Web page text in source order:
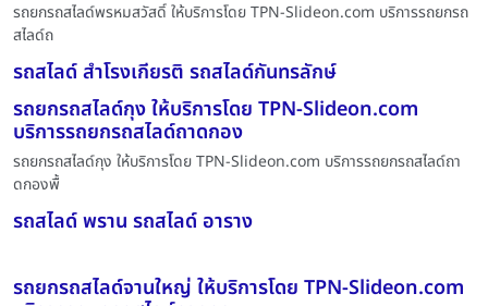
รถยกรถสไลด์พรหมสวัสดิ์ ให้บริการโดย TPN-Slideon.com บริการรถยกรถ
สไลด์ถ
รถสไลด์ สำโรงเกียรติ รถสไลด์กันทรลักษ์
รถยกรถสไลด์กุง ให้บริการโดย TPN-Slideon.com
บริการรถยกรถสไลด์ถาดกอง
รถยกรถสไลด์กุง ให้บริการโดย TPN-Slideon.com บริการรถยกรถสไลด์ถา
ดกองพื้
รถสไลด์ พราน รถสไลด์ อาราง
รถยกรถสไลด์จานใหญ่ ให้บริการโดย TPN-Slideon.com